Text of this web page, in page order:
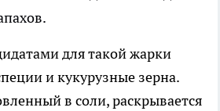
для такой жарки
и кукурузные зерна.
в соли, раскрывается